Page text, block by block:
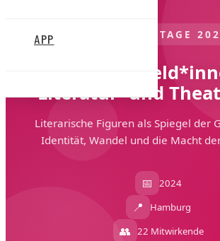
APP LITERATURTAGE
Literatur- und
Literarische Figuren als Spiegel der
Identität, Wandel und die Macht
📅 2024
📍 Hamburg
👥 22 Mitwirkende